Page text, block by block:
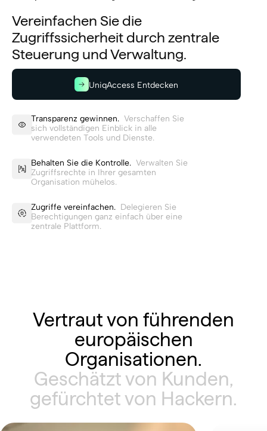
Vereinfachen Sie die
Zugriffssicherheit durch zentrale
Steuerung und Verwaltung.
UniqAccess Entdecken
Transparenz gewinnen. Verschaffen Sie
sich vollständigen Einblick in alle
verwendeten Tools und Dienste.
Behalten Sie die Kontrolle. Verwalten Sie
Zugriffsrechte in Ihrer gesamten
Organisation mühelos.
Zugriffe vereinfachen. Delegieren Sie
Berechtigungen ganz einfach über eine
zentrale Plattform.
Vertraut von führenden
europäischen
Organisationen.
Geschätzt von Kunden,
gefürchtet von Hackern.